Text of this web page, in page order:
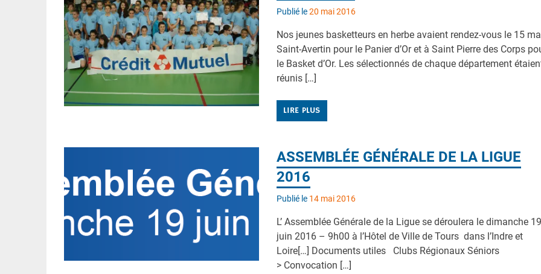
Publié le20 mai 2016
Nos jeunes basketteurs en herbe avaient rendez-vous le 15
Saint-Avertin pour le Panier d’Or et à Saint Pierre des Corps
le Basket d’Or. Les sélectionnés de chaque département
réunis […]
LIRE PLUS
ASSEMBLÉE GÉNÉRALE DE LA LIGUE
2016
Publié le 14 mai 2016
L’ Assemblée Générale de la Ligue se déroulera le dimanche
juin 2016 – 9h00 à l’Hôtel de Ville de Tours dans l’Indre et
Loire[…] Documents utiles Clubs Régionaux Séniors
> Convocation […]